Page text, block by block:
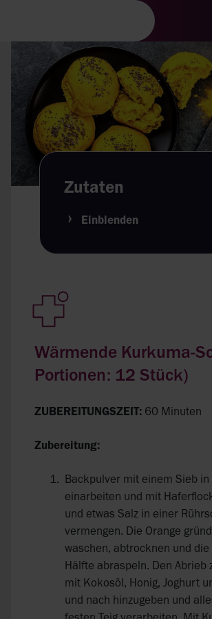
öffnen.
Zutaten
Einblenden
Wärmende Kurkuma-
Portionen: 12 Stück)
ZUBEREITUNGSZEIT:60 Minuten
Zubereitung:
Backpulver mit einem Sieb in
einarbeiten und mit
und etwas Salz in einer
vermengen. Die Orange
waschen, abtrocknen und die
Hälfte abraspeln. Den Abrieb
mit Kokosöl, Honig, Joghurt
und nach hinzugeben und